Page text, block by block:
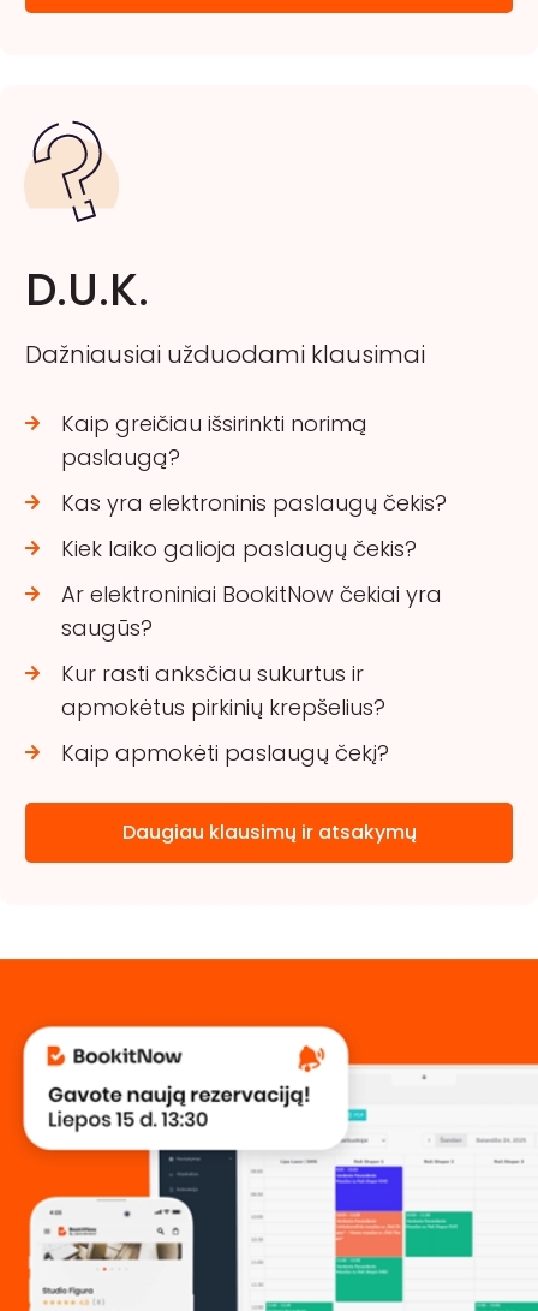
D.U.K.
Dažniausiai užduodami klausimai
Kaip greičiau išsirinkti norimą
paslaugą?
Kas yra elektroninis paslaugų čekis?
Kiek laiko galioja paslaugų čekis?
Ar elektroniniai BookitNow čekiai yra
saugūs?
Kur rasti anksčiau sukurtus ir
apmokėtus pirkinių krepšelius?
Kaip apmokėti paslaugų čekį?
Daugiau klausimų ir atsakymų